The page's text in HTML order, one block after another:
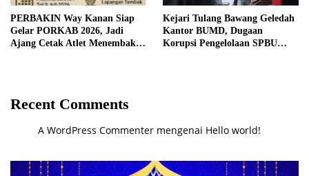
PERBAKIN Way Kanan Siap
Gelar PORKAB 2026, Jadi
Ajang Cetak Atlet Menembak
Kejari Tulang Bawang Geledah
Kantor BUMD, Dugaan
Korupsi Pengelolaan SPBU
Recent Comments
A WordPress Commenter mengenai Hello world!